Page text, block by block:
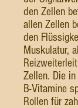
den Zellen
allen Zellen
den
Muskulatur,
Zellen. Die
B-Vitamine
Rollen für